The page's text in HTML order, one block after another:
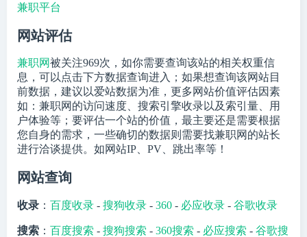
兼职平台
网站评估
兼职网被关注969次，如你需要查询该站的相关权重信
息，可以点击下方数据查询进入；如果想查询该网站目
前数据，建议以爱站数据为准，更多网站价值评估因素
如：兼职网的访问速度、搜索引擎收录以及索引量、用
户体验等；要评估一个站的价值，最主要还是需要根据
您自身的需求，一些确切的数据则需要找兼职网的站长
进行洽谈提供。如网站IP、PV、跳出率等！
网站查询
收录 ： 百度收录 - 搜狗收录 - 360 - 必应收录 - 谷歌收录
搜索 ： 百度搜索 - 搜狗搜索 - 360搜索 - 必应搜索 - 谷歌搜